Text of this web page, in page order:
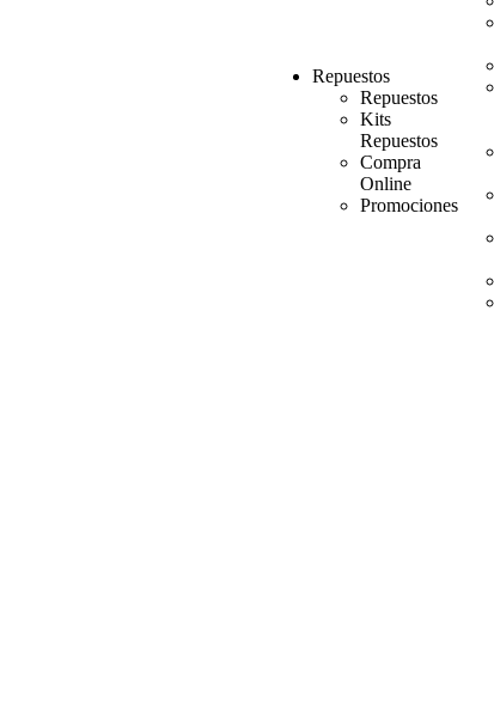
Repuestos
Repuestos
Kits
Repuestos
Compra
Online
Promociones